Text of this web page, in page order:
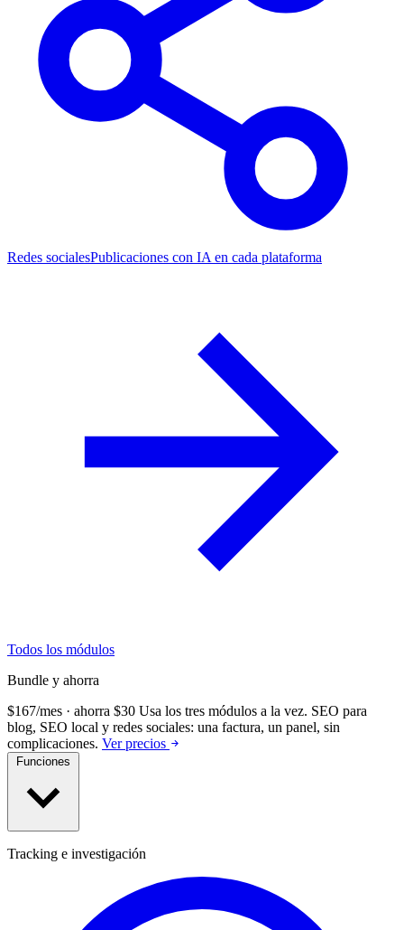
Redes socialesPublicaciones con IA en cada plataforma
Todos los módulos
Bundle y ahorra
$167/mes · ahorra $30 Usa los tres módulos a la vez. SEO para
blog, SEO local y redes sociales: una factura, un panel, sin
complicaciones. Ver precios
Tracking e investigación